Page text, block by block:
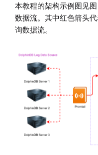
本教程的架构示例图见
数据流。其中红色箭头
询数据流。